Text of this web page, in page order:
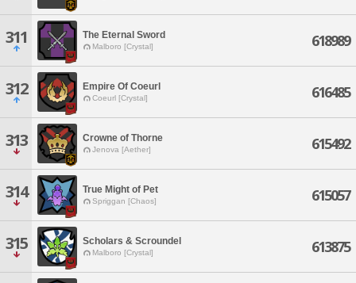
311 The Eternal Sword
Malboro [Crystal] 618989
312 Empire Of Coeurl
Coeurl [Crystal] 616485
313 Crowne of Thorne
Jenova [Aether] 615492
314 True Might of Pet
Spriggan [Chaos] 615057
315 Scholars & Scroundel
Malboro [Crystal] 613875